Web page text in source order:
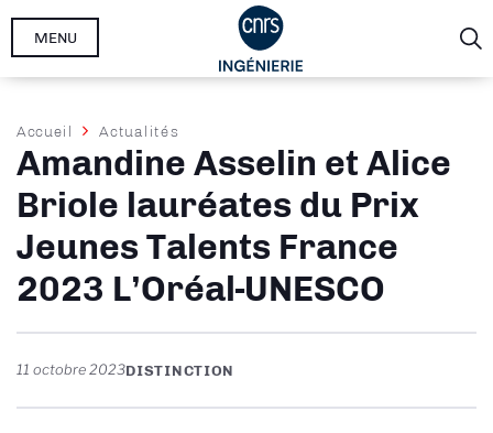
Aller
MENU
Fil
d'Ariane
Accueil Actualités
Amandine Asselin et Alice
Briole lauréates du Prix
Jeunes Talents France
2023 L’Oréal-UNESCO
11 octobre 2023DISTINCTION